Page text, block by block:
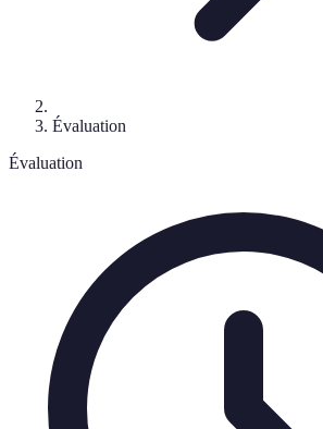
Évaluation
Évaluation